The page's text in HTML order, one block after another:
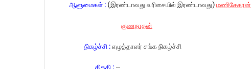
ஆளுமைகள் : (இரண்டாவது வரிசையில் இரண்டாவது)மணிசேகரன்
குணநாதன்
நிகழ்ச்சி :எழுத்தாளர் சங்க நிகழ்ச்சி
திகதி : –